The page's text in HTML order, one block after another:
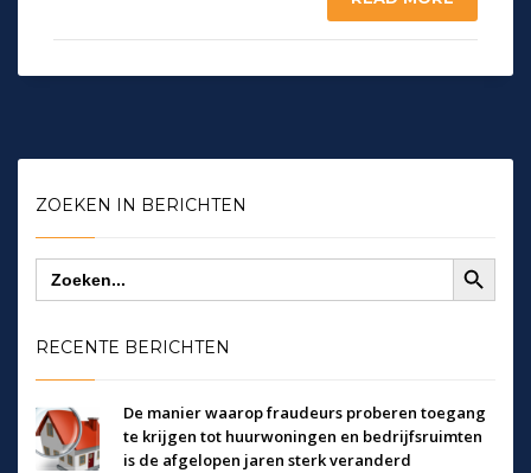
ZOEKEN IN BERICHTEN
Zoek
naar:
Zoekknop
RECENTE BERICHTEN
De manier waarop fraudeurs proberen toegang
te krijgen tot huurwoningen en bedrijfsruimten
is de afgelopen jaren sterk veranderd